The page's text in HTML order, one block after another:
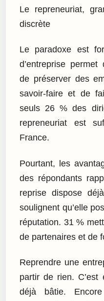
Le repreneuriat,
discrète
Le paradoxe est
d’entreprise permet
de préserver des
savoir-faire et de
seuls 26 % des
repreneuriat est
France.
Pourtant, les
des répondants
reprise dispose
soulignent qu’elle
réputation. 31 %
de partenaires et de
Reprendre une
partir de rien. C’est
déjà bâtie.